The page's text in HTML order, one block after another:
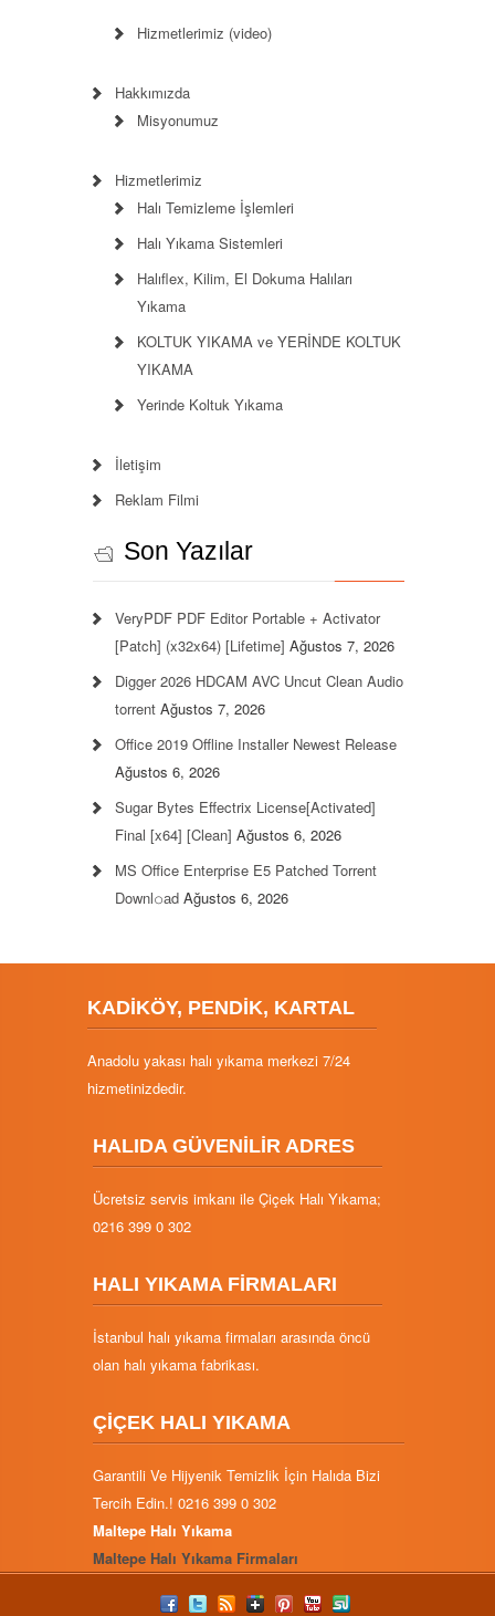
Hizmetlerimiz (video)
Hakkımızda
Misyonumuz
Hizmetlerimiz
Halı Temizleme İşlemleri
Halı Yıkama Sistemleri
Halıflex, Kilim, El Dokuma Halıları
Yıkama
KOLTUK YIKAMA ve YERİNDE KOLTUK
YIKAMA
Yerinde Koltuk Yıkama
İletişim
Reklam Filmi
Son Yazılar
VeryPDF PDF Editor Portable + Activator
[Patch] (x32x64) [Lifetime] Ağustos 7, 2026
Digger 2026 HDCAM AVC Uncut Clean Audio
torrent Ağustos 7, 2026
Office 2019 Offline Installer Newest Release
Ağustos 6, 2026
Sugar Bytes Effectrix License[Activated]
Final [x64] [Clean] Ağustos 6, 2026
MS Office Enterprise E5 Patched Torrent
Downl𝚘аd Ağustos 6, 2026
KADİKÖY, PENDİK, KARTAL
Anadolu yakası halı yıkama merkezi 7/24
hizmetinizdedir.
HALIDA GÜVENİLİR ADRES
Ücretsiz servis imkanı ile Çiçek Halı Yıkama;
0216 399 0 302
HALI YIKAMA FİRMALARI
İstanbul halı yıkama firmaları arasında öncü
olan halı yıkama fabrikası.
ÇİÇEK HALI YIKAMA
Garantili Ve Hijyenik Temizlik İçin Halıda Bizi
Tercih Edin.! 0216 399 0 302
Maltepe Halı Yıkama
Maltepe Halı Yıkama Firmaları